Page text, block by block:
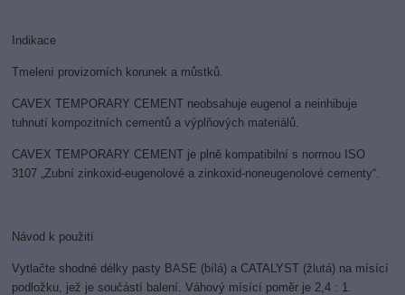
Indikace
Tmelení provizorních korunek a můstků.
CAVEX TEMPORARY CEMENT neobsahuje eugenol a neinhibuje
tuhnutí kompozitních cementů a výplňových materiálů.
CAVEX TEMPORARY CEMENT je plně kompatibilní s normou ISO
3107 „Zubní zinkoxid-eugenolové a zinkoxid-noneugenolové cementy“.
Návod k použití
Vytlačte shodné délky pasty BASE (bílá) a CATALYST (žlutá) na mísící
podložku, jež je součástí balení. Váhový mísící poměr je 2,4 : 1.